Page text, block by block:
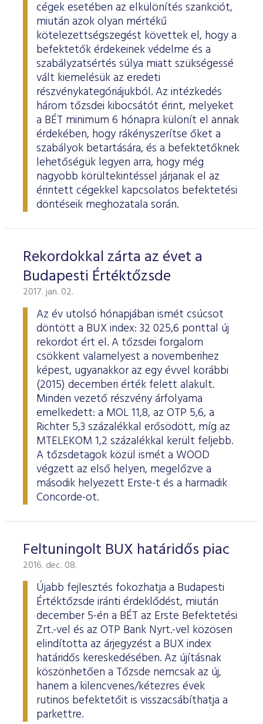
cégek esetében az elkülönítés szankciót,
miután azok olyan mértékű
kötelezettségszegést követtek el, hogy a
befektetők érdekeinek védelme és a
szabályzatsértés súlya miatt szükségessé
vált kiemelésük az eredeti
részvénykategóriájukból. Az intézkedés
három tőzsdei kibocsátót érint, melyeket
a BÉT minimum 6 hónapra különít el annak
érdekében, hogy rákényszerítse őket a
szabályok betartására, és a befektetőknek
lehetőségük legyen arra, hogy még
nagyobb körültekintéssel járjanak el az
érintett cégekkel kapcsolatos befektetési
döntéseik meghozatala során.
Rekordokkal zárta az évet a
Budapesti Értéktőzsde
2017. jan. 02.
Az év utolsó hónapjában ismét csúcsot
döntött a BUX index: 32 025,6 ponttal új
rekordot ért el. A tőzsdei forgalom
csökkent valamelyest a novemberihez
képest, ugyanakkor az egy évvel korábbi
(2015) decemberi érték felett alakult.
Minden vezető részvény árfolyama
emelkedett: a MOL 11,8, az OTP 5,6, a
Richter 5,3 százalékkal erősödött, míg az
MTELEKOM 1,2 százalékkal került feljebb.
A tőzsdetagok közül ismét a WOOD
végzett az első helyen, megelőzve a
második helyezett Erste-t és a harmadik
Concorde-ot.
Feltuningolt BUX határidős piac
2016. dec. 08.
Újabb fejlesztés fokozhatja a Budapesti
Értéktőzsde iránti érdeklődést, miután
december 5-én a BÉT az Erste Befektetési
Zrt.-vel és az OTP Bank Nyrt.-vel közösen
elindította az árjegyzést a BUX index
határidős kereskedésében. Az újításnak
köszönhetően a Tőzsde nemcsak az új,
hanem a kilencvenes/kétezres évek
rutinos befektetőit is visszacsábíthatja a
parkettre.